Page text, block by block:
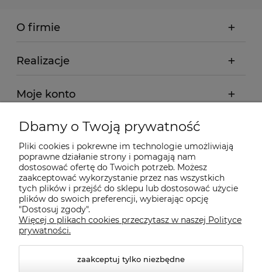
O firmie
Realizacje
Moje konto
Regulamin
Dostawa - realizacja
Gwarancja i zwroty
Pomoc
Dbamy o Twoją prywatność
Pliki cookies i pokrewne im technologie umożliwiają
poprawne działanie strony i pomagają nam
dostosować ofertę do Twoich potrzeb. Możesz
zaakceptować wykorzystanie przez nas wszystkich
tych plików i przejść do sklepu lub dostosować użycie
plików do swoich preferencji, wybierając opcję
"Dostosuj zgody".
Więcej o plikach cookies przeczytasz w naszej Polityce
prywatności.
zaakceptuj tylko niezbędne